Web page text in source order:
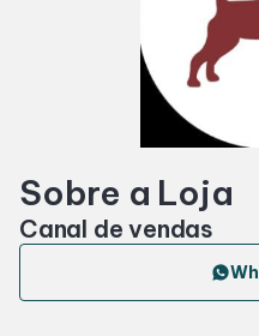
Fique por dentro
Sobre a Loja
Canal de vendas